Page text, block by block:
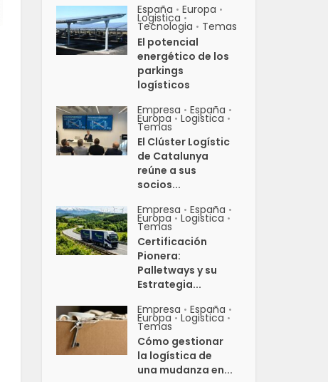
España • Europa •
Logistica •
Tecnologia • Temas
El potencial
energético de los
parkings
logísticos
Empresa • España •
Europa • Logistica •
Temas
El Clúster Logístic
de Catalunya
reúne a sus
socios...
Empresa • España •
Europa • Logistica •
Temas
Certificación
Pionera:
Palletways y su
Estrategia...
Empresa • España •
Europa • Logistica •
Temas
Cómo gestionar
la logística de
una mudanza en...